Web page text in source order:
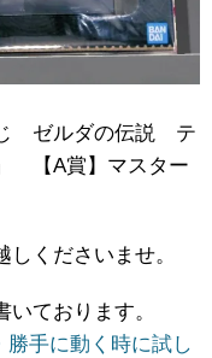
じ ゼルダの伝説 テ
【A賞】マスター
くださいませ。
ております。
勝手に動く時に試し